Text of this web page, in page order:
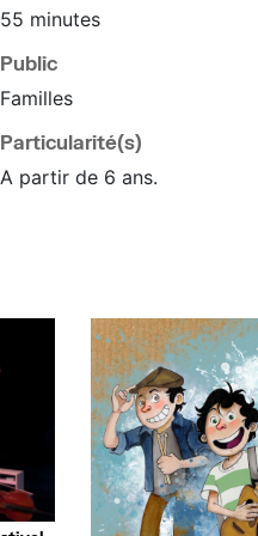
55 minutes
Public
Familles
Particularité(s)
A partir de 6 ans.